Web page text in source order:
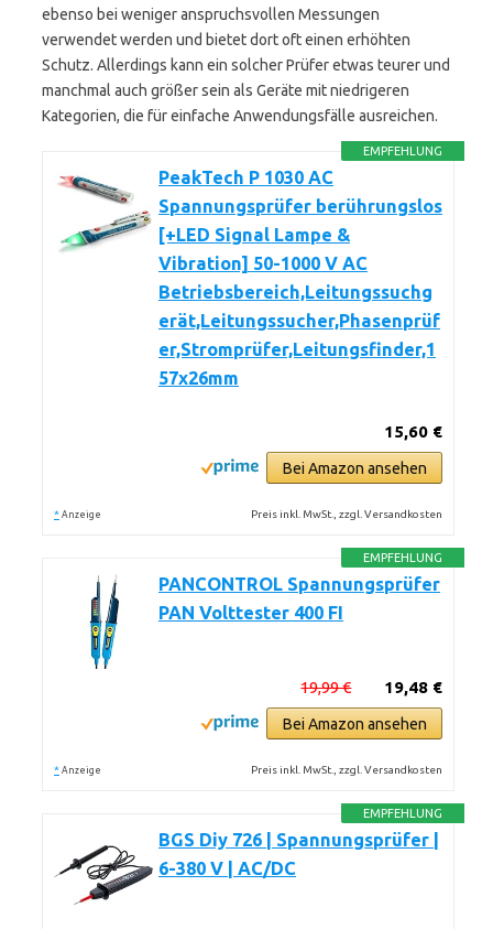
ebenso bei weniger anspruchsvollen Messungen
verwendet werden und bietet dort oft einen erhöhten
Schutz. Allerdings kann ein solcher Prüfer etwas teurer und
manchmal auch größer sein als Geräte mit niedrigeren
Kategorien, die für einfache Anwendungsfälle ausreichen.
EMPFEHLUNG
PeakTech P 1030 AC
Spannungsprüfer berührungslos
[+LED Signal Lampe &
Vibration] 50-1000 V AC
Betriebsbereich,Leitungssuchg
erät,Leitungssucher,Phasenprüf
er,Stromprüfer,Leitungsfinder,1
57x26mm
15,60 €
Bei Amazon ansehen
* Anzeige Preis inkl. MwSt., zzgl. Versandkosten
EMPFEHLUNG
PANCONTROL Spannungsprüfer
PAN Volttester 400 FI
19,48 €
19,99 €
Bei Amazon ansehen
* Anzeige Preis inkl. MwSt., zzgl. Versandkosten
EMPFEHLUNG
BGS Diy 726 | Spannungsprüfer |
6-380 V | AC/DC